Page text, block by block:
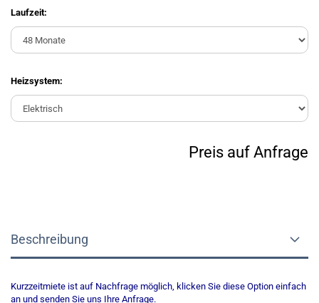
Laufzeit:
Heizsystem:
Preis auf Anfrage
Beschreibung
Kurzzeitmiete ist auf Nachfrage möglich, klicken Sie diese Option einfach
an und senden Sie uns Ihre Anfrage.